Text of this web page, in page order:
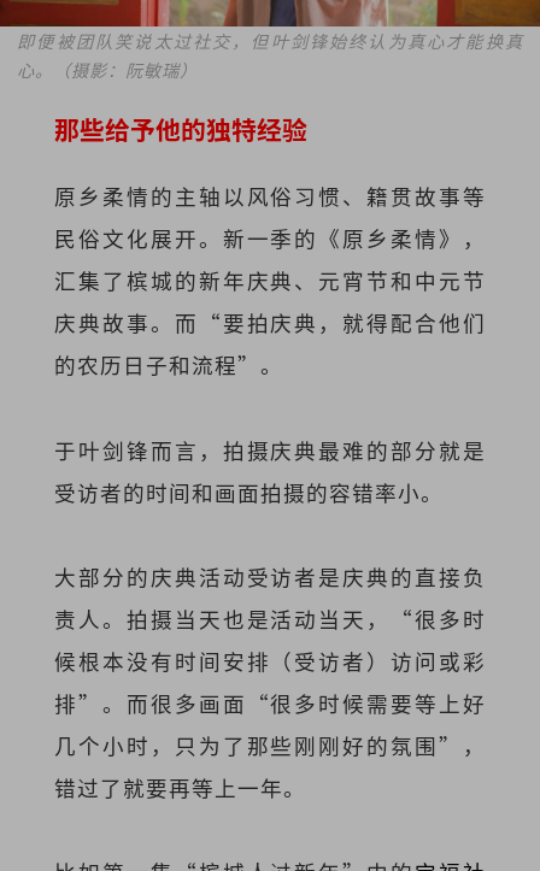
即便被团队笑说太过社交，但叶剑锋始终认为真心才能换真
心。（摄影：阮敏瑞）
那些给予他的独特经验
原乡柔情的主轴以风俗习惯、籍贯故事等
民俗文化展开。新一季的《原乡柔情》，
汇集了槟城的新年庆典、元宵节和中元节
庆典故事。而“要拍庆典，就得配合他们
的农历日子和流程”。
于叶剑锋而言，拍摄庆典最难的部分就是
受访者的时间和画面拍摄的容错率小。
大部分的庆典活动受访者是庆典的直接负
责人。拍摄当天也是活动当天，“很多时
候根本没有时间安排（受访者）访问或彩
排”。而很多画面“很多时候需要等上好
几个小时，只为了那些刚刚好的氛围”，
错过了就要再等上一年。